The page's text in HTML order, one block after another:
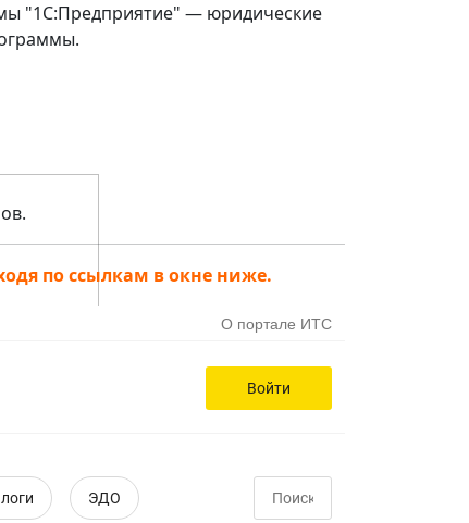
"1С:Предприятие" — юридические
по ссылкам в окне ниже.